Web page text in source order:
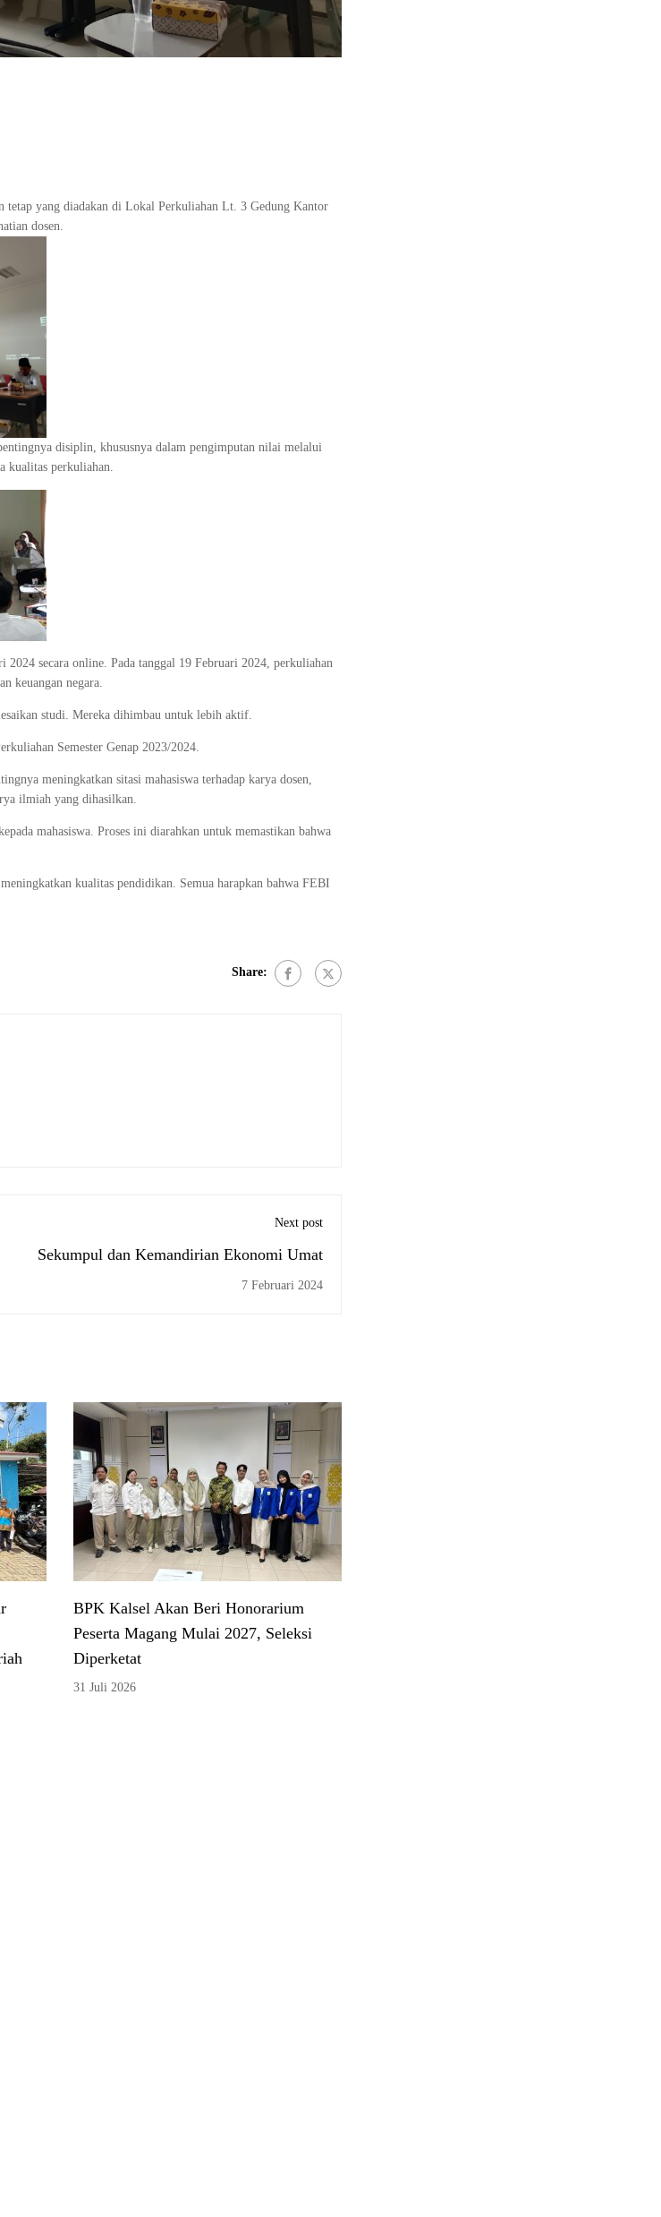
tetap yang diadakan di Lokal Perkuliahan Lt. 3 Gedung Kantor
dosen.
disiplin, khususnya dalam pengimputan nilai melalui
kualitas perkuliahan.
secara online. Pada tanggal 19 Februari 2024, perkuliahan
keuangan negara.
studi. Mereka dihimbau untuk lebih aktif.
Semester Genap 2023/2024.
meningkatkan sitasi mahasiswa terhadap karya dosen,
ilmiah yang dihasilkan.
mahasiswa. Proses ini diarahkan untuk memastikan bahwa
kualitas pendidikan. Semua harapkan bahwa FEBI
Share:
Next post
Sekumpul dan Kemandirian Ekonomi Umat
7 Februari 2024
BPK Kalsel Akan Beri Honorarium
Peserta Magang Mulai 2027, Seleksi
Diperketat
31 Juli 2026